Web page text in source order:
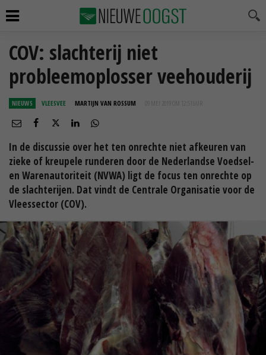
COV: slachterij niet
probleemoplosser veehouderij
NIEUWS VLEESVEE MARTIJN VAN ROSSUM 09 MEI 2019 OM 12:51
In de discussie over het ten onrechte niet afkeuren van
zieke of kreupele runderen door de Nederlandse Voedsel-
en Warenautoriteit (NVWA) ligt de focus ten onrechte op
de slachterijen. Dat vindt de Centrale Organisatie voor de
Vleessector (COV).